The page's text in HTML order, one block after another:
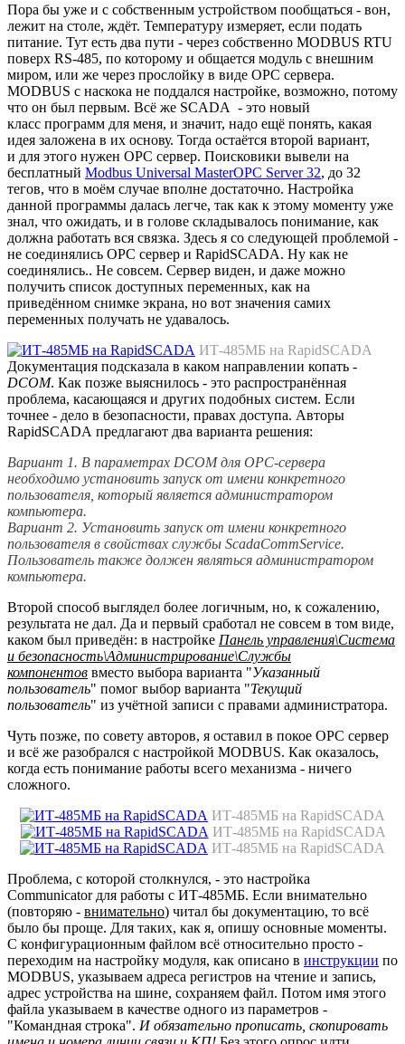
Пора бы уже и с собственным устройством пообщаться - вон,
лежит на столе, ждёт. Температуру измеряет, если подать
питание. Тут есть два пути - через собственно MODBUS RTU
поверх RS-485, по которому и общается модуль с внешним
миром, или же через прослойку в виде OPC сервера.
MODBUS с наскока не поддался настройке, возможно, потому
что он был первым. Всё же SCADA - это новый
класс программ для меня, и значит, надо ещё понять, какая
идея заложена в их основу. Тогда остаётся второй вариант,
и для этого нужен OPC сервер. Поисковики вывели на
бесплатный Modbus Universal MasterOPC Server 32, до 32
тегов, что в моём случае вполне достаточно. Настройка
данной программы далась легче, так как к этому моменту уже
знал, что ожидать, и в голове складывалось понимание, как
должна работать вся связка. Здесь я со следующей проблемой -
не соединялись OPC сервер и RapidSCADA. Ну как не
соединялись.. Не совсем. Сервер виден, и даже можно
получить список доступных переменных, как на
приведённом снимке экрана, но вот значения самих
переменных получать не удавалось.
ИТ-485МБ на RapidSCADA
Документация подсказала в каком направлении копать -
DCOM. Как позже выяснилось - это распространённая
проблема, касающаяся и других подобных систем. Если
точнее - дело в безопасности, правах доступа. Авторы
RapidSCADA предлагают два варианта решения:
Вариант 1. В параметрах DCOM для OPC-сервера
необходимо установить запуск от имени конкретного
пользователя, который является администратором
компьютера.
Вариант 2. Установить запуск от имени конкретного
пользователя в свойствах службы ScadaCommService.
Пользователь также должен являться администратором
компьютера.
Второй способ выглядел более логичным, но, к сожалению,
результата не дал. Да и первый сработал не совсем в том виде,
каком был приведён: в настройке Панель управления\Система
и безопасность\Администрирование\Службы
компонентов вместо выбора варианта "Указанный
пользователь" помог выбор варианта "Текущий
пользователь" из учётной записи с правами администратора.
Чуть позже, по совету авторов, я оставил в покое OPC сервер
и всё же разобрался с настройкой MODBUS. Как оказалось,
когда есть понимание работы всего механизма - ничего
сложного.
ИТ-485МБ на RapidSCADA
ИТ-485МБ на RapidSCADA
ИТ-485МБ на RapidSCADA
Проблема, с которой столкнулся, - это настройка
Communicator для работы с ИТ-485МБ. Если внимательно
(повторяю - внимательно) читал бы документацию, то всё
было бы проще. Для таких, как я, опишу основные моменты.
С конфигурационным файлом всё относительно просто -
переходим на настройку модуля, как описано в инструкции по
MODBUS, указываем адреса регистров на чтение и запись,
адрес устройства на шине, сохраняем файл. Потом имя этого
файла указываем в качестве одного из параметров -
"Командная строка". И обязательно прописать, скопировать